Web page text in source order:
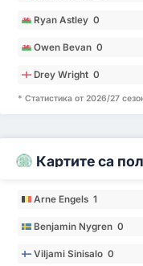
Ryan Astley 0
Owen Bevan 0
Drey Wright 0
* Статистика от 2026/27
Картите са
Arne Engels 1
Benjamin Nygren 0
Viljami Sinisalo 0